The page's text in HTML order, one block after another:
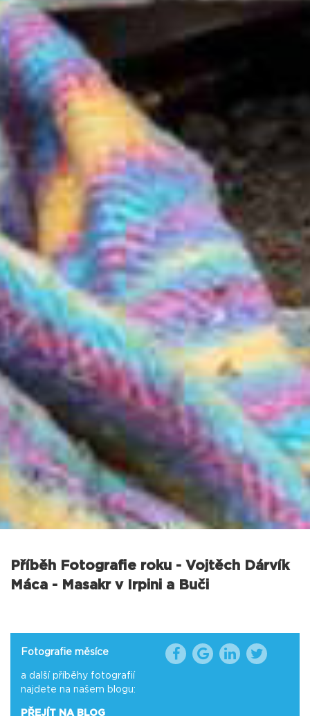
Příběh Fotografie roku - Vojtěch Dárvík
Máca - Masakr v Irpini a Buči
Fotografie měsíce
a další příběhy fotografií
najdete na našem blogu:
PŘEJÍT NA BLOG